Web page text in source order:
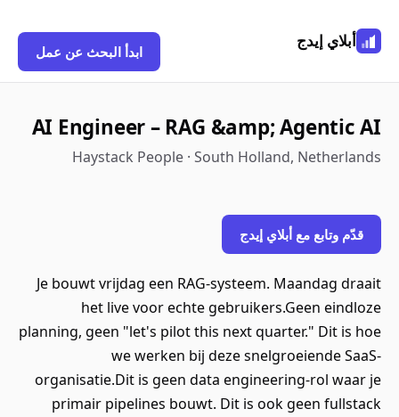
إيدج
ابدأ البحث عن عمل
AI Engineer – RAG &amp;
Haystack People · South Holland,
مع أبلاي إيدج
Je bouwt vrijdag een RAG-systeem.
het live voor echte gebruikers.Geen
planning, geen "let's pilot this next quarter."
we werken bij deze
organisatie.Dit is geen data engineering-rol
primair pipelines bouwt. Dit is ook geen